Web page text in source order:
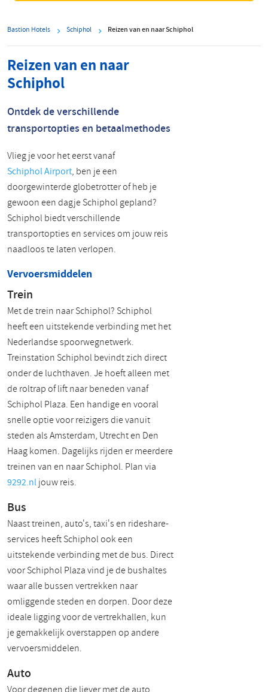
Bastion Hotels Schiphol Reizen van en naar Schiphol
Reizen van en naar
Schiphol
Ontdek de verschillende
transportopties en betaalmethodes
Vlieg je voor het eerst vanaf
Schiphol Airport, ben je een
doorgewinterde globetrotter of heb je
gewoon een dagje Schiphol gepland?
Schiphol biedt verschillende
transportopties en services om jouw reis
naadloos te laten verlopen.
Vervoersmiddelen
Trein
Met detrein naar Schiphol? Schiphol
heeft een uitstekende verbinding met het
Nederlandse spoorwegnetwerk.
Treinstation Schiphol bevindt zich direct
onder de luchthaven. Je hoeft alleen met
de roltrap of lift naar beneden vanaf
Schiphol Plaza. Een handige en vooral
snelle optie voor reizigers die vanuit
steden als Amsterdam, Utrecht en Den
Haag komen. Dagelijks rijden er meerdere
treinen van en naar Schiphol. Plan via
9292.nljouw reis.
Bus
Naast treinen, auto's, taxi's en rideshare-
services heeft Schiphol ook een
uitstekende verbinding met de bus. Direct
voor Schiphol Plaza vind je de bushaltes
waar alle bussen vertrekken naar
omliggende steden en dorpen. Door deze
ideale ligging voor de vertrekhallen, kun
je gemakkelijk overstappen op andere
vervoersmiddelen.
Auto